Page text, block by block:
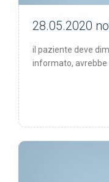
not free
28.05.2020
il paziente deve
informato, avrebbe